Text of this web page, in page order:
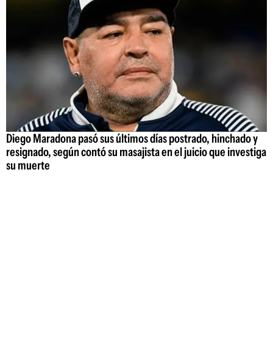
Diego Maradona pasó sus últimos días postrado, hinchado y
resignado, según contó su masajista en el juicio que investiga
su muerte